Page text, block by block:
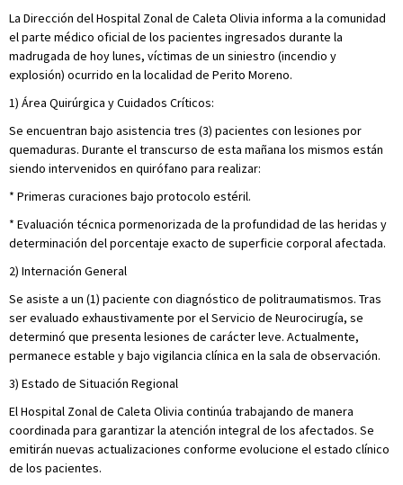
La Dirección del Hospital Zonal de Caleta Olivia informa a la comunidad
el parte médico oficial de los pacientes ingresados durante la
madrugada de hoy lunes, víctimas de un siniestro (incendio y
explosión) ocurrido en la localidad de Perito Moreno.
1) Área Quirúrgica y Cuidados Críticos:
Se encuentran bajo asistencia tres (3) pacientes con lesiones por
quemaduras. Durante el transcurso de esta mañana los mismos están
siendo intervenidos en quirófano para realizar:
* Primeras curaciones bajo protocolo estéril.
* Evaluación técnica pormenorizada de la profundidad de las heridas y
determinación del porcentaje exacto de superficie corporal afectada.
2) Internación General
Se asiste a un (1) paciente con diagnóstico de politraumatismos. Tras
ser evaluado exhaustivamente por el Servicio de Neurocirugía, se
determinó que presenta lesiones de carácter leve. Actualmente,
permanece estable y bajo vigilancia clínica en la sala de observación.
3) Estado de Situación Regional
El Hospital Zonal de Caleta Olivia continúa trabajando de manera
coordinada para garantizar la atención integral de los afectados. Se
emitirán nuevas actualizaciones conforme evolucione el estado clínico
de los pacientes.